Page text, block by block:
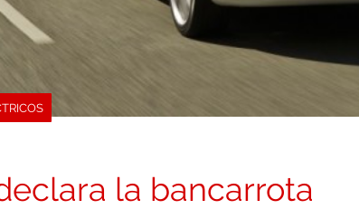
la bancarrota